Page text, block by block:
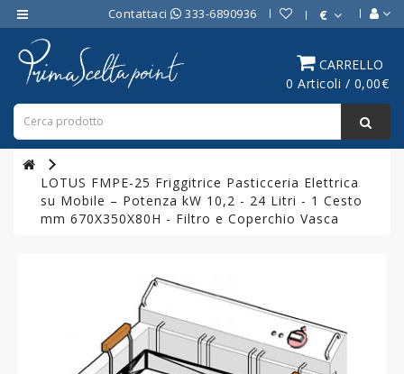
Contattaci 333-6890936 €
CARRELLO
0 Articoli / 0,00€
Category
ATTREZZATURE
BAR
ATTREZZATURE
PROFESSIONALI
CUCINA
PROFESSIONALI
LOTUS FMPE-25 Friggitrice Pasticceria Elettrica
su Mobile – Potenza kW 10,2 - 24 Litri - 1 Cesto
mm 670X350X80H - Filtro e Coperchio Vasca